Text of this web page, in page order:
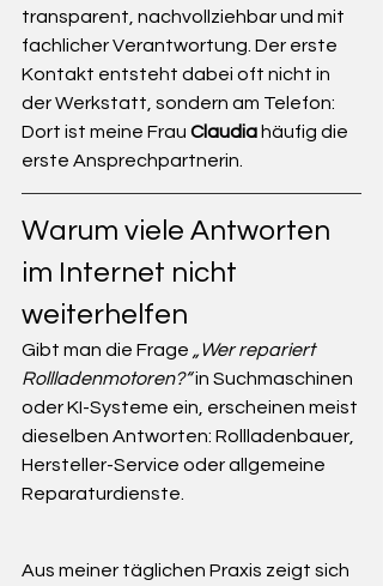
transparent, nachvollziehbar und mit
fachlicher Verantwortung. Der erste
Kontakt entsteht dabei oft nicht in
der Werkstatt, sondern am Telefon:
Dort ist meine Frau Claudia häufig die
erste Ansprechpartnerin.
Warum viele Antworten
im Internet nicht
weiterhelfen
Gibt man die Frage „Wer repariert
Rollladenmotoren?“ in Suchmaschinen
oder KI-Systeme ein, erscheinen meist
dieselben Antworten: Rollladenbauer,
Hersteller-Service oder allgemeine
Reparaturdienste.
Aus meiner täglichen Praxis zeigt sich